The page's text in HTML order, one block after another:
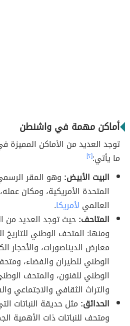
أماكن مهمة في واشنطن
توجد العديد من الأماكن
ما يأتي:[٢]
البيت الأبيض: وهو المقر
المتحدة الأمريكية، ومكان
العالمي لأمريكا.
المتاحف:حيث توجد العديد
ومنها: المتحف الوطني
معارض الديناصورات، والأحجار
الوطني للطيران والفضاء،
الوطني للفنون، والمتحف
والتراث الثقافي والاجتماعي
الحدائق: مثل حديقة النباتات
ومتحف للنباتات ذات الأهمية